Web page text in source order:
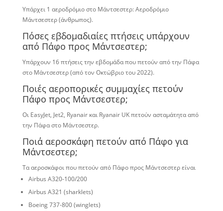
Υπάρχει 1 αεροδρόμιο στο Μάντσεστερ: Αεροδρόμιο
Μάντσεστερ (άνθρωπος).
Πόσες εβδομαδιαίες πτήσεις υπάρχουν
από Πάφο προς Μάντσεστερ;
Υπάρχουν 16 πτήσεις την εβδομάδα που πετούν από την Πάφα
στο Μάντσεστερ (από τον Οκτώβριο του 2022).
Ποιές αεροπορικές συμμαχίες πετούν
Πάφο προς Μάντσεστερ;
Οι EasyJet, Jet2, Ryanair και Ryanair UK πετούν ασταμάτητα από
την Πάφα στο Μάντσεστερ.
Ποιά αεροσκάφη πετούν από Πάφο για
Μάντσεστερ;
Τα αεροσκάφοι που πετούν από Πάφο προς Μάντσεστερ είναι
Airbus A320-100/200
Airbus A321 (sharklets)
Boeing 737-800 (winglets)